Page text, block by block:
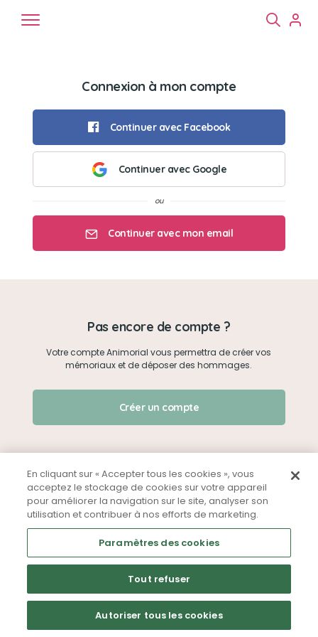
Chats
Créer un mémorial
Qui sommes-nous ?
Nous contacter
Partager sur Facebook
Connexion à mon compte
Continuer avec Facebook
Continuer avec Google
Continuer avec mon email
Je me connecte
Pas encore de compte ?
Votre compte Animorial vous permettra de créer vos
mémoriaux et de déposer des hommages.
Créer un compte
Mentions légales CGU Politique de confidentialité
En cliquant sur « Accepter tous les cookies », vous
acceptez le stockage de cookies sur votre appareil
pour améliorer la navigation sur le site, analyser son
utilisation et contribuer à nos efforts de marketing.
Paramètres des cookies
Tout refuser
Autoriser tous les cookies